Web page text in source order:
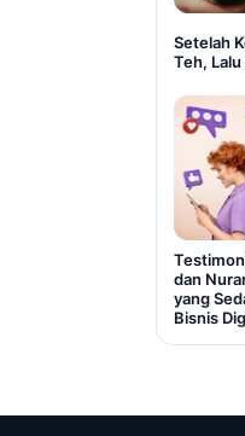
Setelah
Teh, Lalu
dan
yang
Bisnis